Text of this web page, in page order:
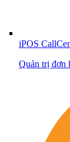
iPOS
Quản trị đơn